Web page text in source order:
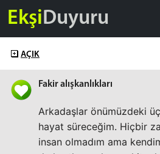
EkşiDuyuru
AÇIK
Fakir alışkanlıkları
Arkadaşlar önümüzdeki
hayat süreceğim. Hiçbir
insan olmadım ama